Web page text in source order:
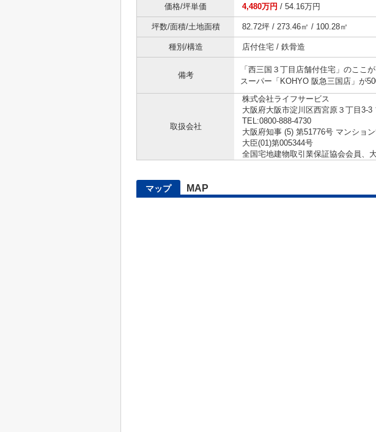
価格/坪単価 4,480万円 / 54.16万円
坪数/面積/土地面積 82.72坪 / 273.46㎡ / 100.28㎡
種別/構造 店付住宅 / 鉄骨造
備考
「西三国３丁目店舗付住宅」のここ
スーパー「KOHYO 阪急三国店」が
取扱会社
株式会社ライフサービス
大阪府大阪市淀川区西宮原３丁目3-
TEL:0800-888-4730
大阪府知事 (5) 第51776号 マンシ
大臣(01)第005344号
全国宅地建物取引業保証協会会員、
マップ MAP